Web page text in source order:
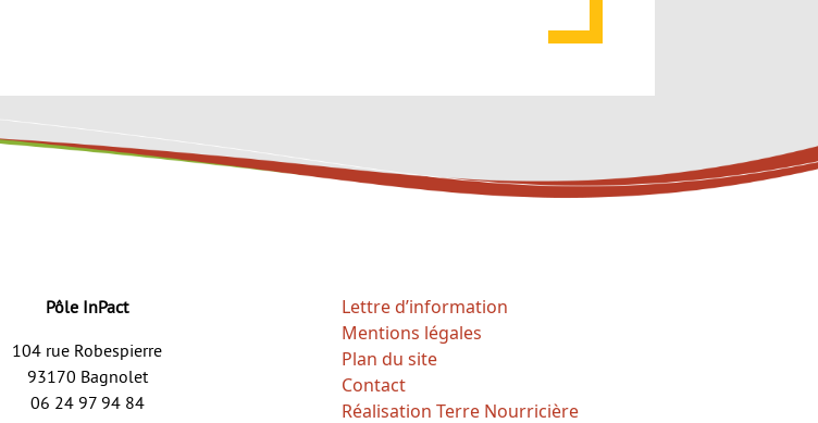
Pôle InPact
104 rue Robespierre
93170 Bagnolet
06 24 97 94 84
Lettre d’information
Mentions légales
Plan du site
Contact
Réalisation Terre Nourricière